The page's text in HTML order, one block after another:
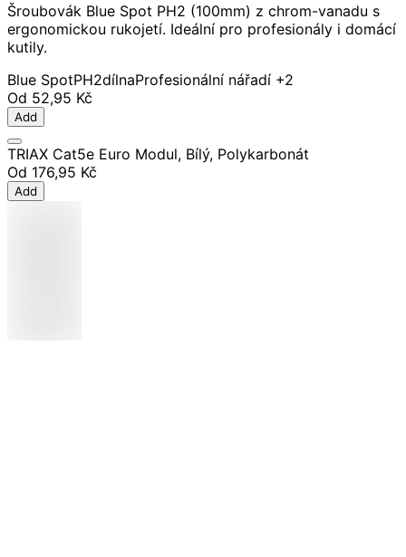
Šroubovák Blue Spot PH2 (100mm) z chrom-vanadu s
ergonomickou rukojetí. Ideální pro profesionály i domácí
kutily.
Blue SpotPH2dílnaProfesionální nářadí +2
Od 52,95 Kč
Add
TRIAX Cat5e Euro Modul, Bílý, Polykarbonát
Od 176,95 Kč
Add